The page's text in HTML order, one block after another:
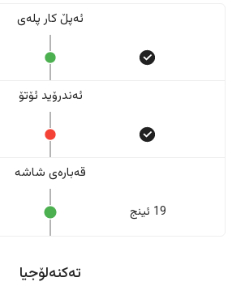
ئەپڵ کار پلەی
ئەندرۆید ئۆتۆ
قەبارەی شاشە
19 ئینج
تەکنەلۆجیا